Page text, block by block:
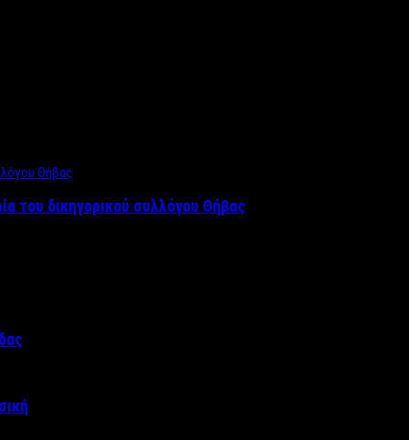
του δικηγορικού συλλόγου Θήβας